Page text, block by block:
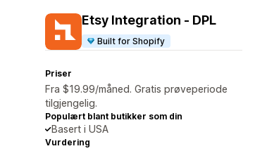
Etsy Integration ‑ DPL
Built for Shopify
Priser
Fra $19.99/måned. Gratis prøveperiode
tilgjengelig.
Populært blant butikker som din
Basert i USA
Vurdering